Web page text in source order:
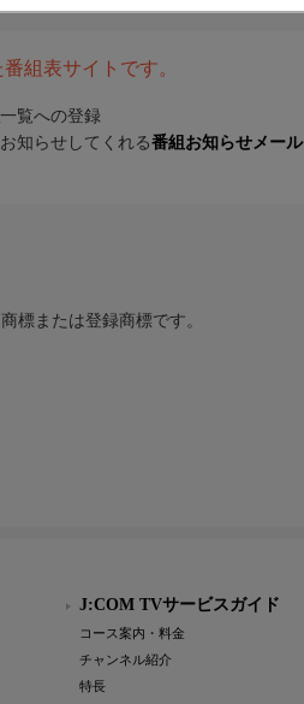
組表サイトです。
一覧への登録
知らせしてくれる番組お知らせメール
標または登録商標です。
J:COM TVサービスガイド
コース案内・料金
チャンネル紹介
特長